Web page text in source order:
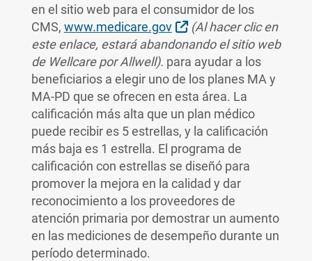
en el sitio web para el consumidor de los
CMS, www.medicare.gov External Link
(Al hacer clic en
este enlace, estará abandonando el sitio web
de Wellcare por Allwell). para ayudar a los
beneficiarios a elegir uno de los planes MA y
MA-PD que se ofrecen en esta área. La
calificación más alta que un plan médico
puede recibir es 5 estrellas, y la calificación
más baja es 1 estrella. El programa de
calificación con estrellas se diseñó para
promover la mejora en la calidad y dar
reconocimiento a los proveedores de
atención primaria por demostrar un aumento
en las mediciones de desempeño durante un
período determinado.